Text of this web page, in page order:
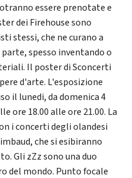
essere prenotate e
dei Firehouse sono
stessi, che ne curano a
spesso inventando o
Il poster di Sconcerti
d'arte. L'esposizione
il lunedi, da domenica 4
ore 18.00 alle ore 21.00. La
i concerti degli olandesi
che si esibiranno
Gli zZz sono una duo
del mondo. Punto focale